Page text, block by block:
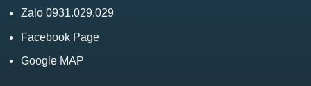
Zalo 0931.029.029
Facebook Page
Google MAP